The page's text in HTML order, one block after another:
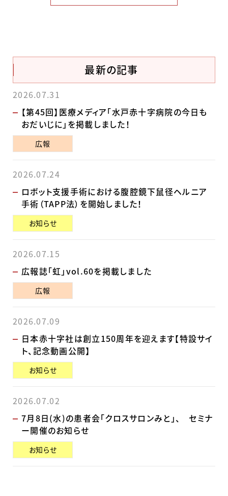
最新の記事
2026.07.31
【第45回】医療メディア「水戸赤十字病院の今日も
おだいじに」を掲載しました！
広報
2026.07.24
ロボット支援手術における腹腔鏡下鼠径ヘルニア
手術（TAPP法）を開始しました！
お知らせ
2026.07.15
広報誌「虹」vol.60を掲載しました
広報
2026.07.09
日本赤十字社は創立150周年を迎えます【特設サイ
ト、記念動画公開】
お知らせ
2026.07.02
7月8日(水)の患者会「クロスサロンみと」、 セミナ
ー開催のお知らせ
お知らせ